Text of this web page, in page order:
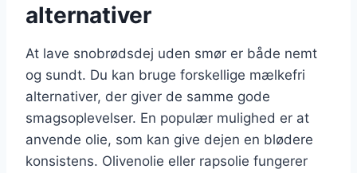
alternativer
At lave snobrødsdej uden smør er både nemt
og sundt. Du kan bruge forskellige mælkefri
alternativer, der giver de samme gode
smagsoplevelser. En populær mulighed er at
anvende olie, som kan give dejen en blødere
konsistens. Olivenolie eller rapsolie fungerer